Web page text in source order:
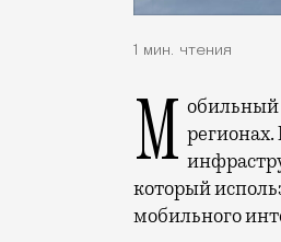
1 мин. чтения
Мобильный оператор Т2 завершил работы по увеличению скорости интернета в регионах.
который
мобильного